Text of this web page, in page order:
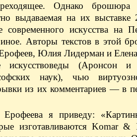
Однако
выдаваемая на их выставке
современного искусства на
иное. Авторы текстов в этой
Юлия Лидерман и Елена
искусствоведы (Аронсон и
наук), чью
из их комментариев — в
я приведу:
изготавливаются Komar &